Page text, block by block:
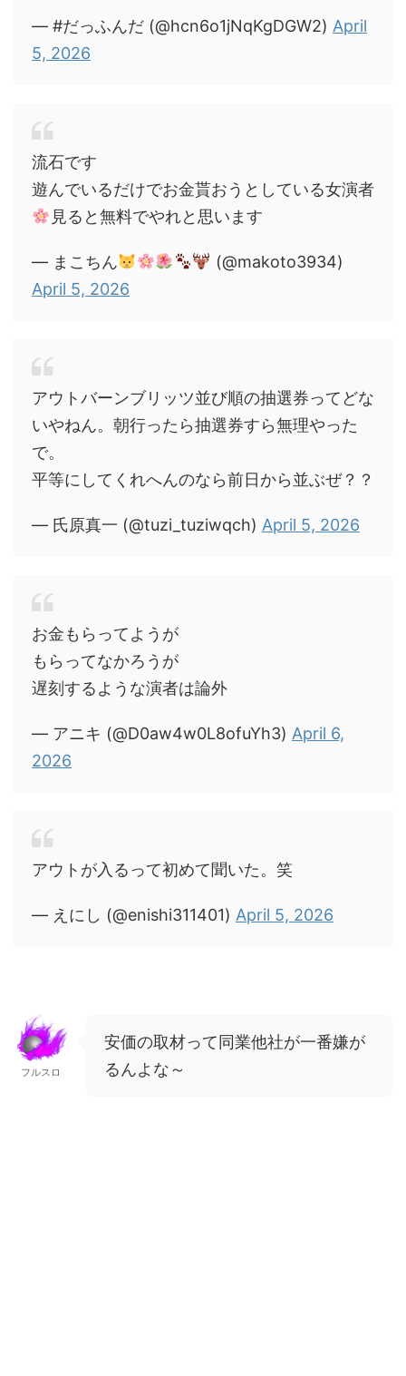
— #だっふんだ (@hcn6o1jNqKgDGW2) April
5, 2026
流石です
遊んでいるだけでお金貰おうとしている女演者
見ると無料でやれと思います
— まこちん
(@makoto3934)
April 5, 2026
アウトバーンブリッツ並び順の抽選券ってどな
いやねん。朝行ったら抽選券すら無理やった
で。
平等にしてくれへんのなら前日から並ぶぜ？？
— 氏原真一 (@tuzi_tuziwqch) April 5, 2026
お金もらってようが
もらってなかろうが
遅刻するような演者は論外
— アニキ (@D0aw4w0L8ofuYh3) April 6,
2026
アウトが入るって初めて聞いた。笑
— えにし (@enishi311401) April 5, 2026
フルスロ
安価の取材って同業他社が一番嫌が
るんよな～